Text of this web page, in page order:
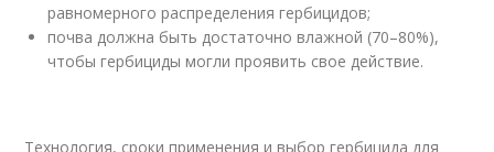
равномерного распределения гербицидов;
почва должна быть достаточно влажной (70–80%),
чтобы гербициды могли проявить свое действие.
Технология, сроки применения и выбор гербицида для